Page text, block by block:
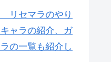
リセマラのやり
ャラの紹介、ガ
の一覧も紹介し